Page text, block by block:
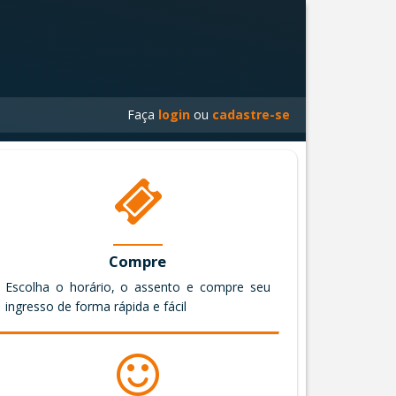
Faça login ou cadastre-se
Compre
Escolha o horário, o assento e compre seu
ingresso de forma rápida e fácil